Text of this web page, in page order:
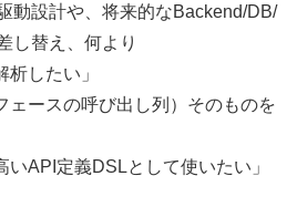
動設計や、将来的なBackend/DB/
し替え、何より
したい」
ェースの呼び出し列）そのものを
API定義DSLとして使いたい」